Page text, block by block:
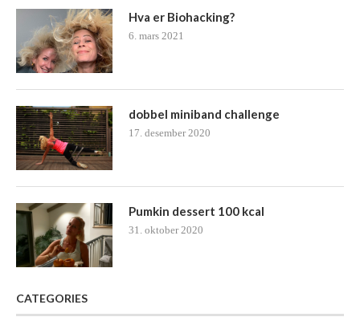
Hva er Biohacking?
6. mars 2021
dobbel miniband challenge
17. desember 2020
Pumkin dessert 100 kcal
31. oktober 2020
CATEGORIES